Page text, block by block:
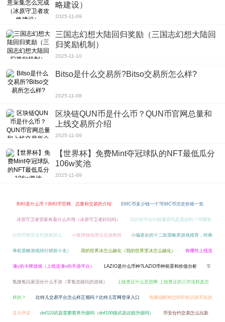
略建设）
2025-11-09
三国志幻想大陆回归奖励（三国志幻想大陆回
归奖励机制）
2025-11-10
Bitso是什么交易所?Bitso交易所怎么样?
2025-11-08
区块链QUN币是什么币？QUN币官网总量和
上线交易所介绍
2025-11-09
【世界杯】免费Mint夺冠球队的NFT最低瓜分
106w奖池
2025-11-09
BIKI是什么币？BIKI币官网、总量和交易所介绍 EMC币多少钱一个?EMC币历史价格一览
冰原守卫者管家有着什么作用（冰原守卫者好玩吗） 玩比特币合约能暴富吗是真的吗？币圈靠
比特币期货合约发财的人 小狐狸钱包用法实操教程 小编喜欢的十二款策略类游戏推荐，经典
单机策略游戏排行榜前十名） 我的世界冰怎么融化（我的世界里冰怎么融化） 有哪些上线送
满v的卡牌游戏（上线送满v的手游平台） LAZIO是什么币种?LAZIO币种前景和价值分析 零
氪微氪玩家适合什么手游（零氪也能玩的游戏） 上链查证什么意思啊 上链查证的工作流程是怎
样的？ 比特儿交易平台怎么样正规吗？比特儿官网登录入口 电脑端酷狗怎样听歌识曲耳机的
音乐声音 dnf110武器需要喂养升级吗（dnf100级武器还能升级吗） 币安合约交易怎么玩新